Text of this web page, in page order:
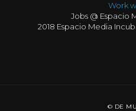
Work
Jobs @ Espacio
2018 Espacio Media
© DE